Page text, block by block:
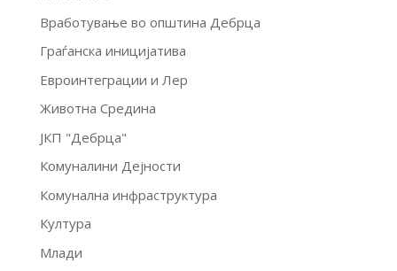
Вработување во општина Дебрца
Граѓанска иницијатива
Евроинтеграции и Лер
Животна Средина
ЈКП "Дебрца"
Комуналини Дејности
Комунална инфраструктура
Култура
Млади